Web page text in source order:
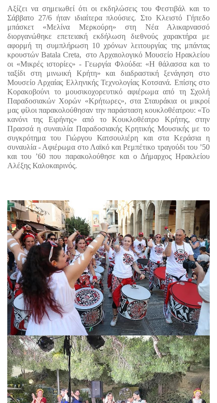
Αξίζει να σημειωθεί ότι οι εκδηλώσεις του Φεστιβάλ και το
Σάββατο 27/6 ήταν ιδιαίτερα πλούσιες. Στο Κλειστό Γήπεδο
μπάσκετ «Μελίνα Μερκούρη» στη Νέα Αλικαρνασσό
διοργανώθηκε επετειακή εκδήλωση διεθνούς χαρακτήρα με
αφορμή τη συμπλήρωση 10 χρόνων λειτουργίας της μπάντας
κρουστών Batala Creta,  στο Αρχαιολογικό Μουσείο Ηρακλείου
οι «Μικρές ιστορίες» - Γεωργία Φλούδα: «Η θάλασσα και το
ταξίδι στη μινωική Κρήτη» και διαδραστική ξενάγηση στο
Μουσείο Αρχαίας Ελληνικής Τεχνολογίας Κοτσανά. Επίσης στο
Κορακοβούνι το μουσικοχορευτικό αφιέρωμα από τη Σχολή
Παραδοσιακών Χορών «Κρήτωρες», στα Σταυράκια οι μικροί
μας φίλοι παρακολούθησαν την παράσταση κουκλοθέατρου: «Το
κανόνι της Ειρήνης» από το Κουκλοθέατρο Κρήτης, στην
Πρασσά η συναυλία Παραδοσιακής Κρητικής Μουσικής με το
συγκρότημα του Γιώργου Κατσουλιέρη και στα Κεράσια η
συναυλία - Αφιέρωμα στο Λαϊκό και Ρεμπέτικο τραγούδι του ’50
και του ’60 που παρακολούθησε και ο Δήμαρχος Ηρακλείου
Αλέξης Καλοκαιρινός.